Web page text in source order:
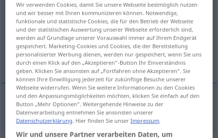
abhängenv/t
Übersicht aller Übersetzungen
(Für mehr Details die Übersetzung anklicken/antippen)
откачвам [~ача]
откачвам [~ача] abhängen
Wir verwenden Cookies, damit Sie unsere Webseite bestmöglich nutzen
und wir besser mit Ihnen kommunizieren können. Notwendige,
funktionale und statistische Cookies, die für den Betrieb der Webseite
und der statistischen Auswertung unserer Webseite erforderlich sind,
werden auf Grundlage unserer Vorauswahl immer auf Ihrem Endgerät
gespeichert. Marketing-Cookies und Cookies, die der Bereitstellung
personalisierter Werbung dienen, werden nur gespeichert, wenn Sie uns
durch einen Klick auf den „Akzeptieren“-Button Ihr Einverständnis
geben. Klicken Sie ansonsten auf „Fortfahren ohne Akzeptieren“. Sie
können Ihre Einwilligung jederzeit für zukünftige Besuche unserer
Webseite widerrufen. Wenn Sie weitere Informationen zu den Cookies
und den Anpassungsmöglichkeiten möchten, klicken Sie einfach auf den
Button „Mehr Optionen“. Weitergehende Hinweise zu der
Datenverarbeitung entnehmen Sie ansonsten unserer
Datenschutzerklärung. Hier finden Sie unserImpressum.
Wir und unsere Partner verarbeiten Daten, um